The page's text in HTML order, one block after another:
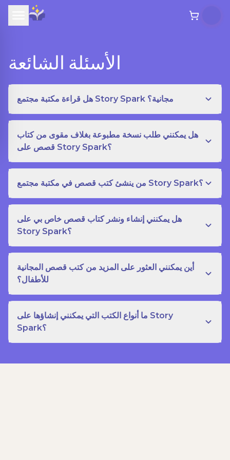
الأسئلة الشائعة
هل قراءة مكتبة مجتمع Story Spark مجانية؟
هل يمكنني طلب نسخة مطبوعة بغلاف مقوى من كتاب
قصص على Story Spark؟
من ينشئ كتب قصص في مكتبة مجتمع Story Spark؟
هل يمكنني إنشاء ونشر كتاب قصص خاص بي على
Story Spark؟
أين يمكنني العثور على المزيد من كتب قصص المجانية
للأطفال؟
ما أنواع الكتب التي يمكنني إنشاؤها على Story
Spark؟